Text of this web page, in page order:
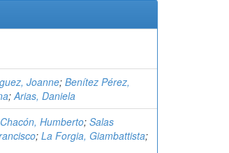
Joanne; Benítez Pérez,
;Arias, Daniela
Chacón, Humberto; Salas
; La Forgia, Giambattista;